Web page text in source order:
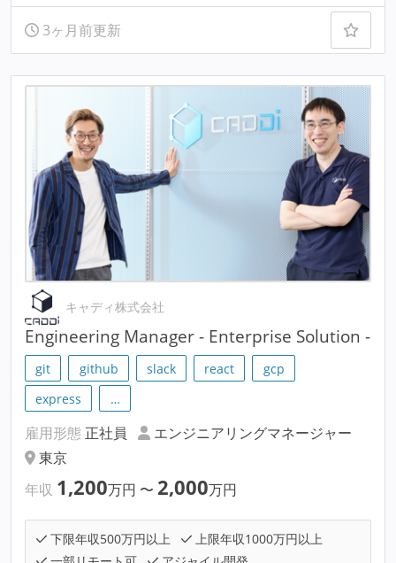
3ヶ月前更新
キャディ株式会社
Engineering Manager - Enterprise Solution -
git github slack react
gcp
express
…
雇用形態 正社員
エンジニアリングマネージャー
東京
年収 1,200万円 〜 2,000万円
下限年収500万円以上
上限年収1000万円以上